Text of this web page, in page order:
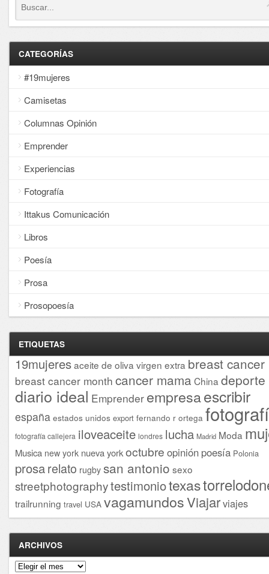
CATEGORÍAS
#19mujeres
Camisetas
Columnas Opinión
Emprender
Experiencias
Fotografía
Ittakus Comunicación
Libros
Poesía
Prosa
Prosopoesía
ETIQUETAS
19mujeresaceite de oliva virgen extra breast cancer
breast cancer month cancer mama China deporte
diario ideal Emprender empresaescribir
españa estados unidos export fernando r ortega
fotografía callejera iloveaceite londres lucha Madrid Moda
Musica new york nueva yorkoctubre opinión poesía Polonia
prosarelato rugby san antonio sexo
streetphotographytestimoniotexas
trailrunning travel USA vagamundosViajarviajes
ARCHIVOS
Archivos